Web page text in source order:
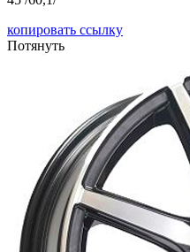
копировать ссылку
Потянуть